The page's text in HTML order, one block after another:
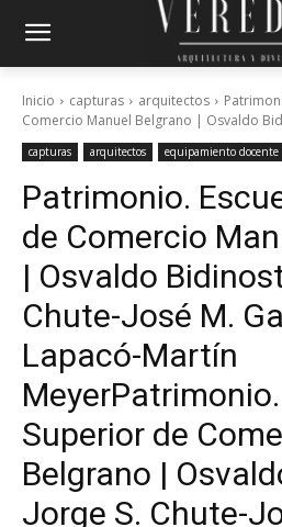
Inicio capturas arquitectos
Comercio Manuel Belgrano | Osvaldo
capturas arquitectos equipamiento docente
Patrimonio.
de Comercio
| Osvaldo
Chute-José M.
Lapacó-Martín
Meyer
Superior de
Belgrano |
Jorge S. Chute-